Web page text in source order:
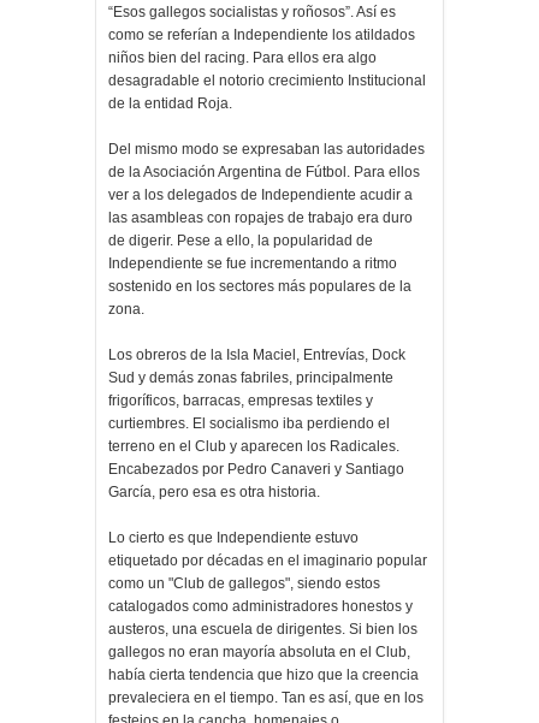
“Esos gallegos socialistas y roñosos”. Así es
como se referían a Independiente los atildados
niños bien del racing. Para ellos era algo
desagradable el notorio crecimiento Institucional
de la entidad Roja.
Del mismo modo se expresaban las autoridades
de la Asociación Argentina de Fútbol. Para ellos
ver a los delegados de Independiente acudir a
las asambleas con ropajes de trabajo era duro
de digerir. Pese a ello, la popularidad de
Independiente se fue incrementando a ritmo
sostenido en los sectores más populares de la
zona.
Los obreros de la Isla Maciel, Entrevías, Dock
Sud y demás zonas fabriles, principalmente
frigoríficos, barracas, empresas textiles y
curtiembres. El socialismo iba perdiendo el
terreno en el Club y aparecen los Radicales.
Encabezados por Pedro Canaveri y Santiago
García, pero esa es otra historia.
Lo cierto es que Independiente estuvo
etiquetado por décadas en el imaginario popular
como un "Club de gallegos", siendo estos
catalogados como administradores honestos y
austeros, una escuela de dirigentes. Si bien los
gallegos no eran mayoría absoluta en el Club,
había cierta tendencia que hizo que la creencia
prevaleciera en el tiempo. Tan es así, que en los